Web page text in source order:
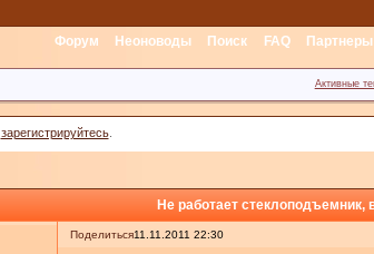
Форум Неоноводы Поиск FAQ
Активные
зарегистрируйтесь.
Не работает
Поделиться11.11.2011 22:30